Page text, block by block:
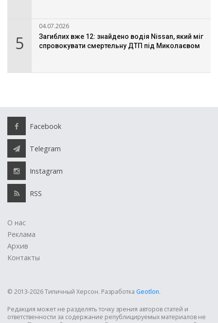
5
04.07.2026
Загиблих вже 12: знайдено водія Nissan, який міг
спровокувати смертельну ДТП під Миколаєвом
Facebook
Telegram
Instagram
RSS
О нас
Реклама
Архив
Контакты
© 2013-2026 Типичный Херсон. Разработка Geotlon.
Редакция может не разделять точку зрения авторов статей и
ответственности за содержание републицируемых материалов не